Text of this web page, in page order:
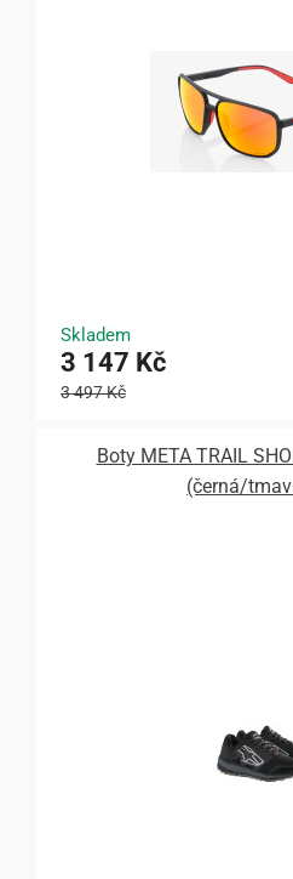
Skladem
3 147 Kč
3 497 Kč
Boty META TRAIL
(černá/